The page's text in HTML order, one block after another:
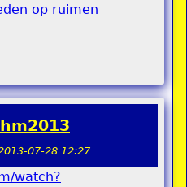
op ruimen
07-28 12:27
watch?